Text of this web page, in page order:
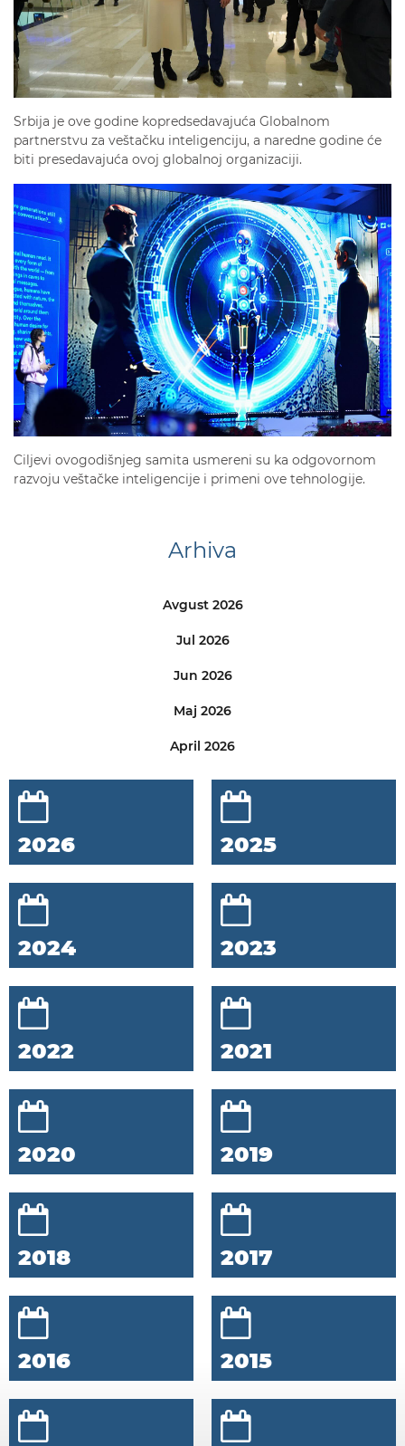
Srbija je ove godine kopredsedavajuća Globalnom
partnerstvu za veštačku inteligenciju, a naredne godine će
biti presedavajuća ovoj globalnoj organizaciji.
Ciljevi ovogodišnjeg samita usmereni su ka odgovornom
razvoju veštačke inteligencije i primeni ove tehnologije.
Arhiva
Avgust 2026
Jul 2026
Jun 2026
Maj 2026
April 2026
2026 2025
2024 2023
2022 2021
2020 2019
2018 2017
2016 2015